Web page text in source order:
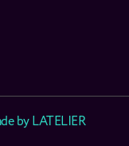
byLATELIER